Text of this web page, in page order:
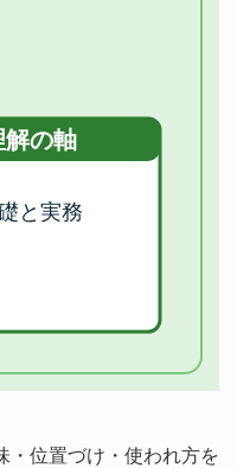
・位置づけ・使われ方を